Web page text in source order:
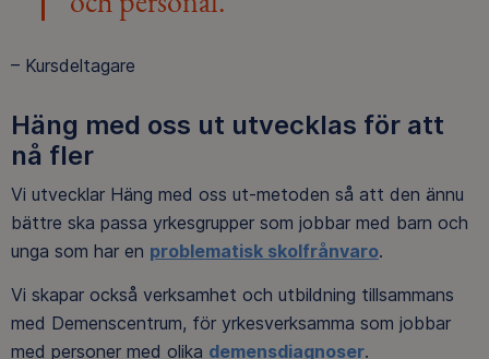
– Kursdeltagare
Häng med oss ut utvecklas för att
nå fler
Vi utvecklar Häng med oss ut-metoden så att den ännu
bättre ska passa yrkesgrupper som jobbar med barn och
unga som har en problematisk skolfrånvaro.
Vi skapar också verksamhet och utbildning tillsammans
med Demenscentrum, för yrkesverksamma som jobbar
med personer med olika demensdiagnoser.